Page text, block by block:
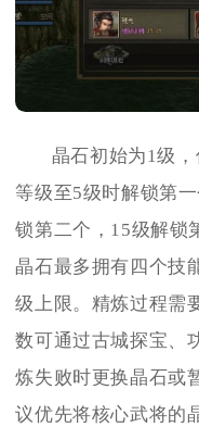
晶石初始为1级
等级至5级时解锁第
锁第二个，15级解锁
晶石最多拥有四个技
级上限。精炼过程需
数可通过古城探宝、
炼失败时更换晶石或
议优先将核心武将的